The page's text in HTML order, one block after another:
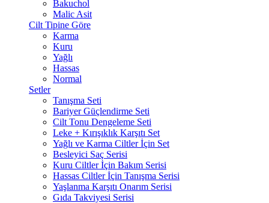
Bakuchol
Malic Asit
Cilt Tipine Göre
Karma
Kuru
Yağlı
Hassas
Normal
Setler
Tanışma Seti
Bariyer Güçlendirme Seti
Cilt Tonu Dengeleme Seti
Leke + Kırışıklık Karşıtı Set
Yağlı ve Karma Ciltler İçin Set
Besleyici Saç Serisi
Kuru Ciltler İçin Bakım Serisi
Hassas Ciltler İçin Tanışma Serisi
Yaşlanma Karşıtı Onarım Serisi
Gıda Takviyesi Serisi